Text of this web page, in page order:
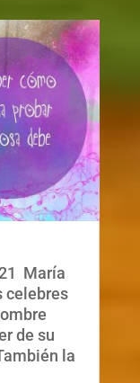
María
celebres
de su
la